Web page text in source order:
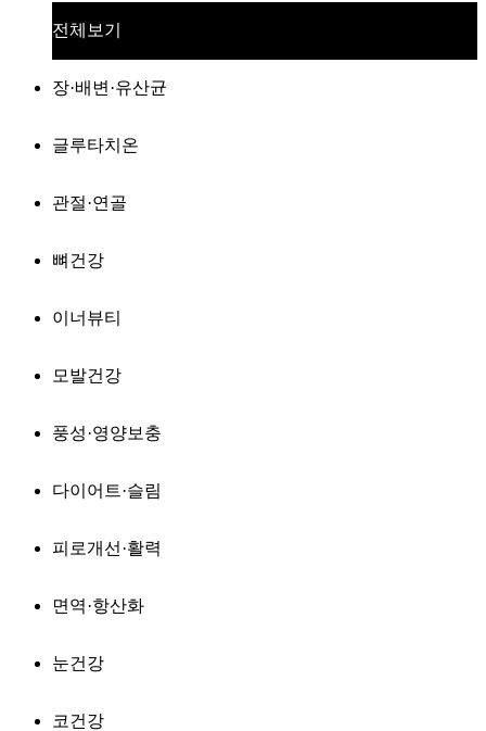
전체보기
장·배변·유산균
글루타치온
관절·연골
뼈건강
이너뷰티
모발건강
풍성·영양보충
다이어트·슬림
피로개선·활력
면역·항산화
눈건강
코건강